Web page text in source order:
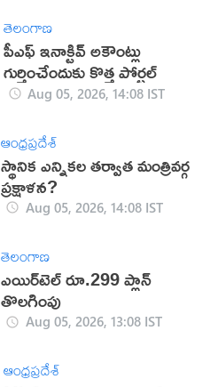
తెలంగాణ
పీఎఫ్ ఇనాక్టివ్ అకౌంట్లు
గుర్తించేందుకు కొత్త పోర్టల్
Aug 05, 2026, 14:08 IST
ఆంధ్రప్రదేశ్
స్థానిక ఎన్నికల తర్వాత మంత్రివర్గ
ప్రక్షాళన?
Aug 05, 2026, 14:08 IST
తెలంగాణ
ఎయిర్‌టెల్ రూ.299 ప్లాన్
తొలగింపు
Aug 05, 2026, 13:08 IST
ఆంధ్రప్రదేశ్